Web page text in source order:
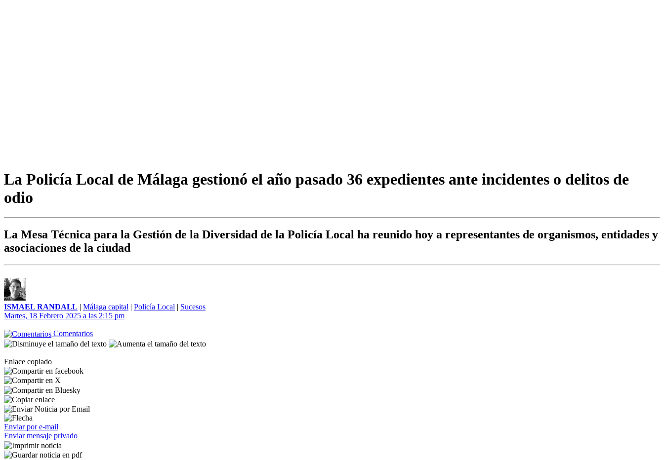
La Policía Local de Málaga gestionó el año pasado 36 expedientes ante incidentes o delitos de
odio
La Mesa Técnica para la Gestión de la Diversidad de la Policía Local ha reunido hoy a representantes de organismos, entidades y
asociaciones de la ciudad
ISMAEL RANDALL | Málaga capital | Policía Local | Sucesos
Martes, 18 Febrero 2025 a las 2:15 pm
Comentarios
Enlace copiado
Enviar por e-mail
Enviar mensaje privado